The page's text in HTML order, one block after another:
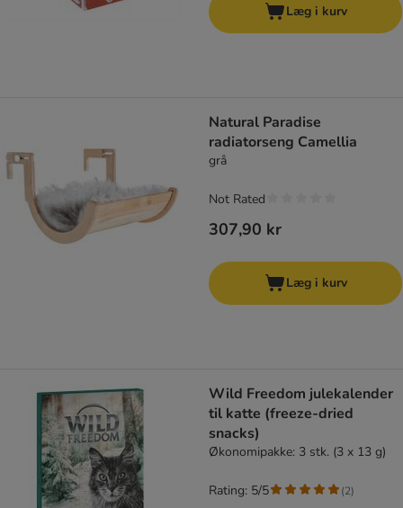
Læg i kurv
Natural Paradise
radiatorseng Camellia
grå
307,90 kr
Not Rated
Læg i kurv
Wild Freedom julekalender
til katte (freeze-dried
snacks)
Økonomipakke: 3 stk. (3 x 13 g)
Rating: 5/5 (2)